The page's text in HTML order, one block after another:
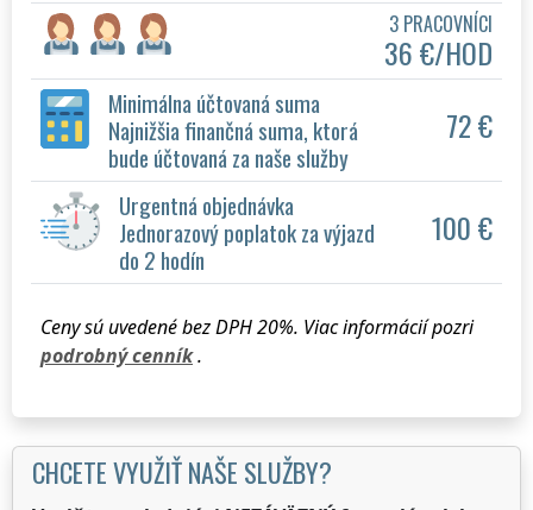
3 PRACOVNÍCI
36 €/HOD
Minimálna účtovaná suma
Najnižšia finančná suma, ktorá
bude účtovaná za naše služby
72 €
Urgentná objednávka
Jednorazový poplatok za výjazd
do 2 hodín
100 €
Ceny sú uvedené bez DPH 20%. Viac informácií pozri
podrobný cenník.
CHCETE VYUŽIŤ NAŠE SLUŽBY?